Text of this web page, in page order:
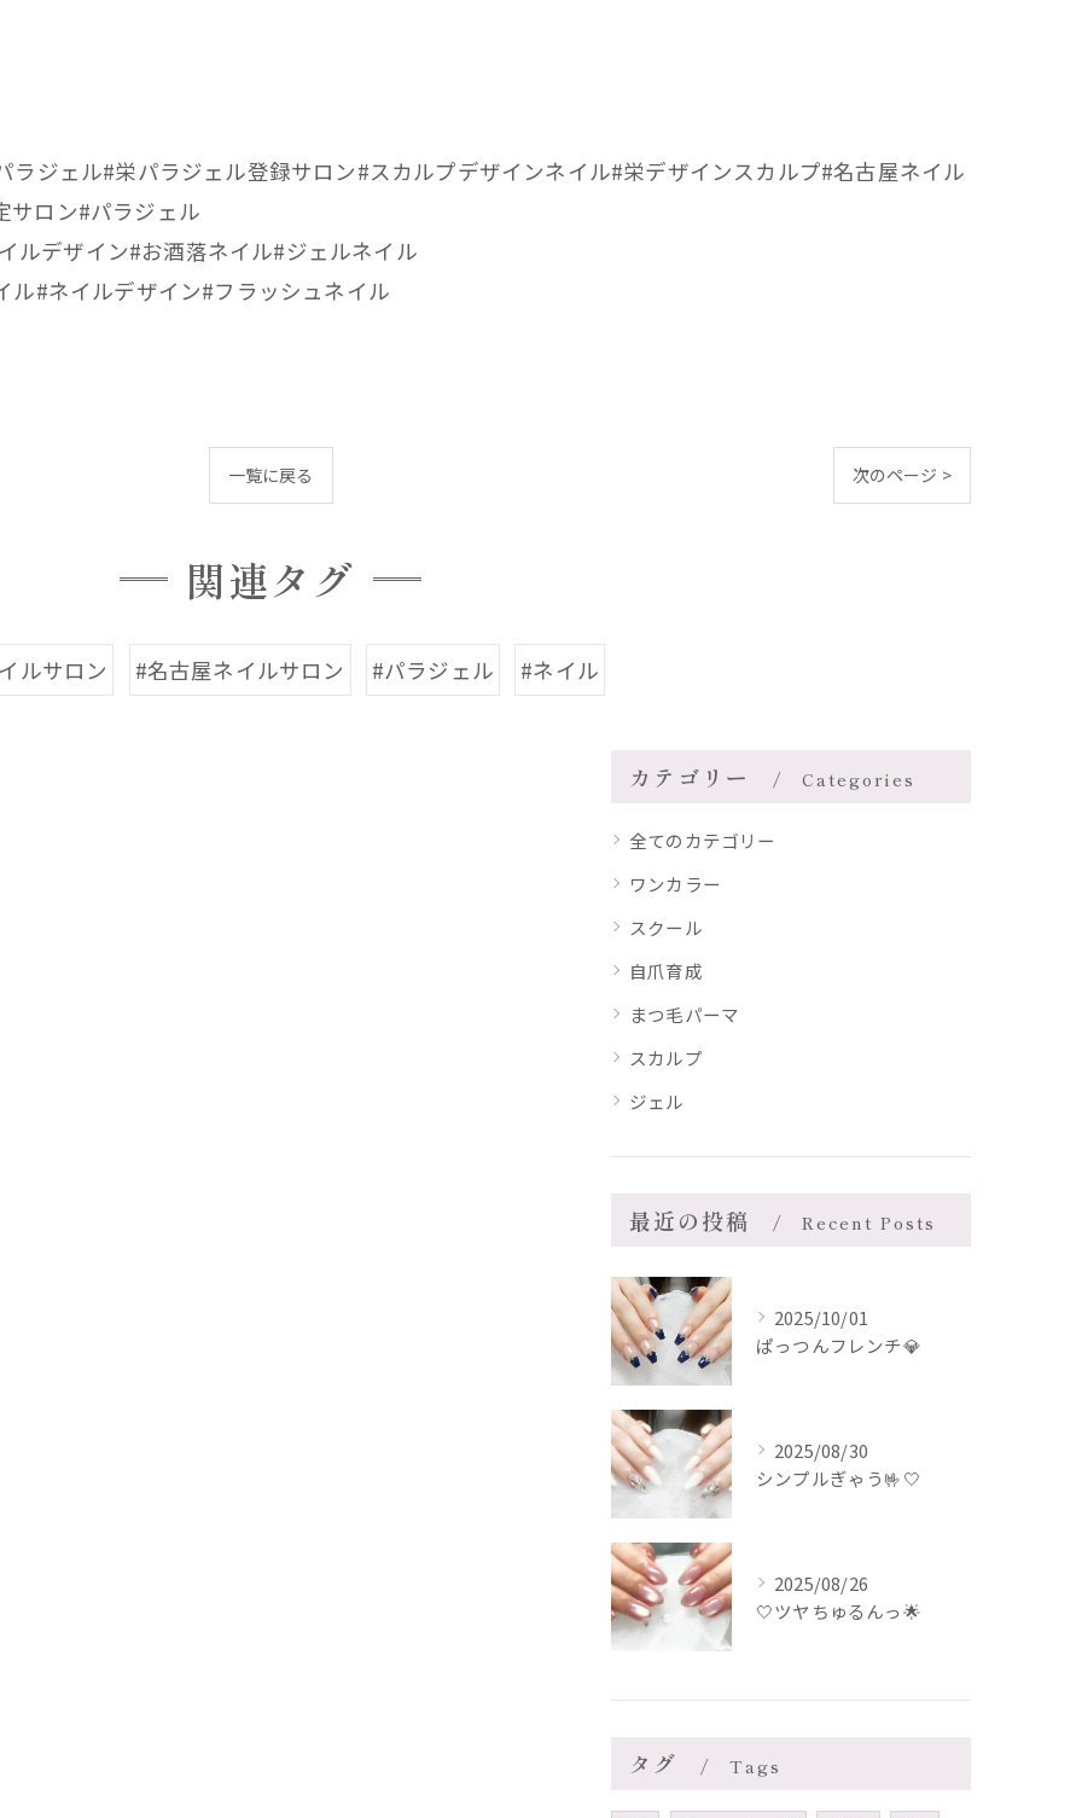
ジェル#栄パラジェル登録サロン#スカルプデザインネイル#栄デザインスカルプ#名古屋ネイル
サロン#パラジェル
デザイン#お酒落ネイル#ジェルネイル
#ネイルデザイン#フラッシュネイル
一覧に戻る 次のページ >
関連タグ
ルサロン #名古屋ネイルサロン #パラジェル #ネイル
カテゴリー Categories
全てのカテゴリー
ワンカラー
スクール
自爪育成
まつ毛パーマ
スカルプ
ジェル
最近の投稿 Recent Posts
2025/10/01
ぱっつんフレンチ💎
2025/08/30
シンプルぎゃう🤟🤍
2025/08/26
🤍ツヤちゅるんっ🌟
タグ Tags